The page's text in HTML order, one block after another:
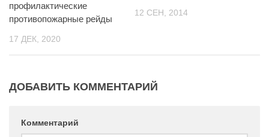
профилактические
противопожарные рейды
17 ДЕК, 2020
12 СЕН, 2014
ДОБАВИТЬ КОММЕНТАРИЙ
Комментарий